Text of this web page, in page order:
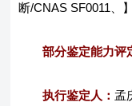
断/CNAS SF0011、】
部分鉴定能力评
执行鉴定人： 孟